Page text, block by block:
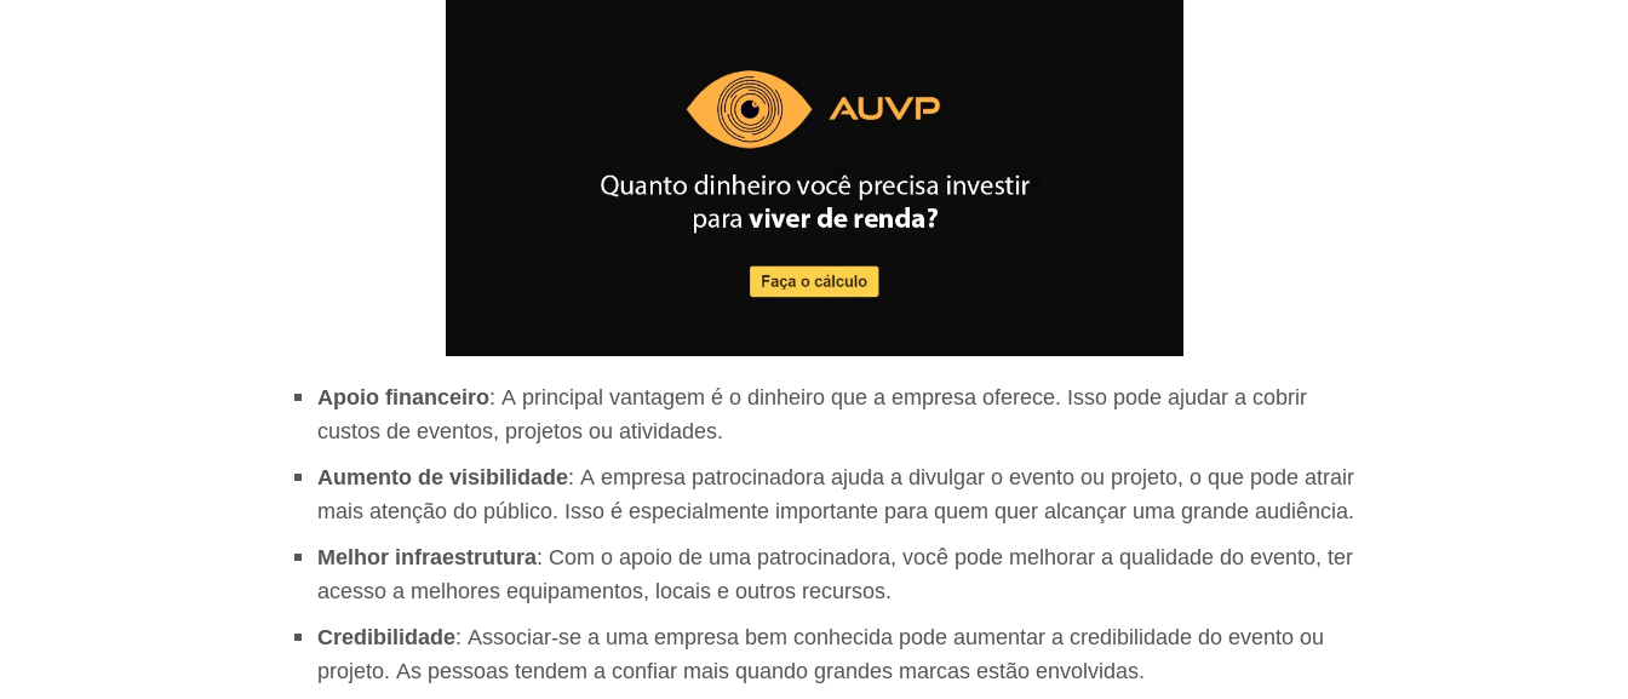
Apoio financeiro: A principal vantagem é o dinheiro que a empresa oferece. Isso pode ajudar a cobrir
custos de eventos, projetos ou atividades.
Aumento de visibilidade: A empresa patrocinadora ajuda a divulgar o evento ou projeto, o que pode atrair
mais atenção do público. Isso é especialmente importante para quem quer alcançar uma grande audiência.
Melhor infraestrutura: Com o apoio de uma patrocinadora, você pode melhorar a qualidade do evento, ter
acesso a melhores equipamentos, locais e outros recursos.
Credibilidade: Associar-se a uma empresa bem conhecida pode aumentar a credibilidade do evento ou
projeto. As pessoas tendem a confiar mais quando grandes marcas estão envolvidas.